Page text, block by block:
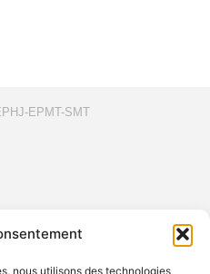
nous utilisons des technologies
EPMT-SMT